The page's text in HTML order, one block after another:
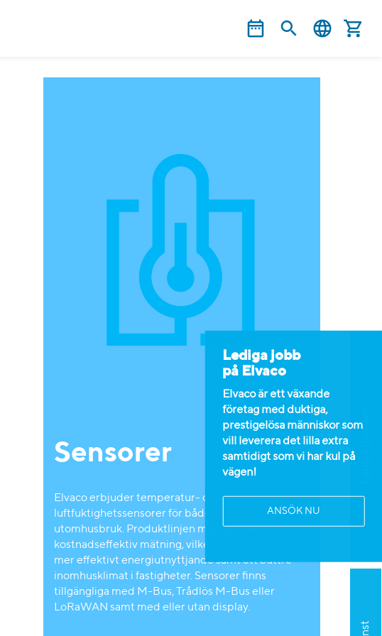
Lediga tjänster
Lediga jobb
på Elvaco
Elvaco är ett växande
företag med duktiga,
prestigelösa människor som
vill leverera det lilla extra
samtidigt som vi har kul på
vägen!
ANSÖK NU
Sensorer
Elvaco erbjuder temperatur- och
luftfuktighetssensorer för både inomhus- och
utomhusbruk. Produktlinjen möjliggör enkel och
kostnadseffektiv mätning, vilket kan bidra till ett
mer effektivt energiutnyttjande samt ett bättre
inomhusklimat i fastigheter. Sensorer finns
tillgängliga med M-Bus, Trådlös M-Bus eller
LoRaWAN samt med eller utan display.